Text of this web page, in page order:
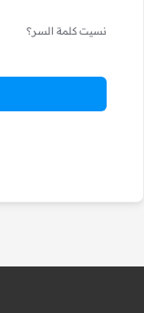
نسيت كلمة السر؟